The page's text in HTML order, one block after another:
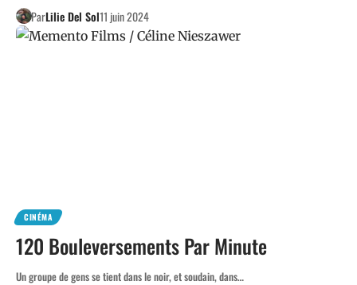
ParLilie Del Sol11 juin 2024
CINÉMA
120 Bouleversements Par Minute
Un groupe de gens se tient dans le noir, et soudain, dans…